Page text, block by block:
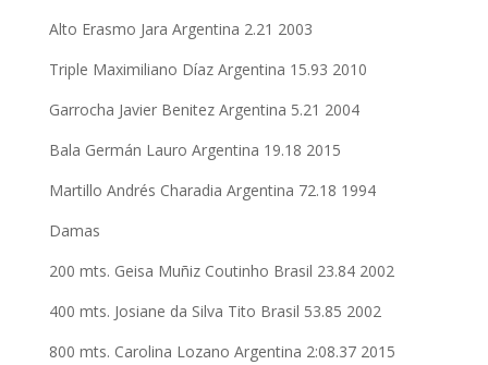
Alto Erasmo Jara Argentina 2.21 2003
Triple Maximiliano Díaz Argentina 15.93 2010
Garrocha Javier Benitez Argentina 5.21 2004
Bala Germán Lauro Argentina 19.18 2015
Martillo Andrés Charadia Argentina 72.18 1994
Damas
200 mts. Geisa Muñiz Coutinho Brasil 23.84 2002
400 mts. Josiane da Silva Tito Brasil 53.85 2002
800 mts. Carolina Lozano Argentina 2:08.37 2015